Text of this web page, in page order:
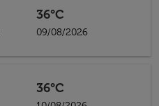
36°C
09/08/2026
36°C